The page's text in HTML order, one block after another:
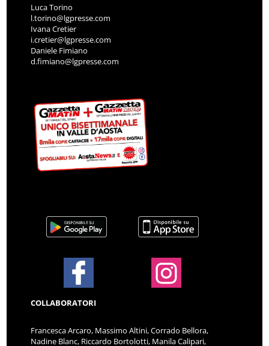
Luca Torino
l.torino@lgpresse.com
Ivana Cretier
i.cretier@lgpresse.com
Daniele Fimiano
d.fimiano@lgpresse.com
COLLABORATORI
Francesca Arcaro, Massimo Altini, Corrado Bellora,
Nadine Blanc, Riccardo Bortolotti, Manila Calipari,